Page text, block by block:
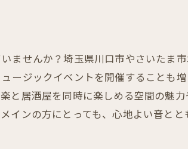
ませんか？埼玉県川口市やさいたま
ージックイベントを開催することも
と居酒屋を同時に楽しめる空間の魅
インの方にとっても、心地よい音と